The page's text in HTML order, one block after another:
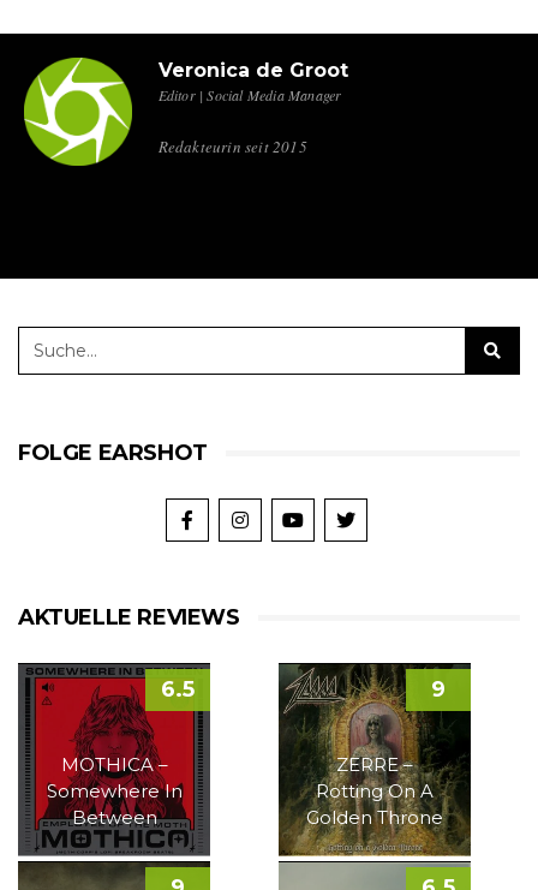
Veronica de Groot
Editor | Social Media Manager
Redakteurin seit 2015
FOLGE EARSHOT
AKTUELLE REVIEWS
MOTHICA –
Somewhere In
Between
6.5
ZERRE –
Rotting On A
Golden Throne
9